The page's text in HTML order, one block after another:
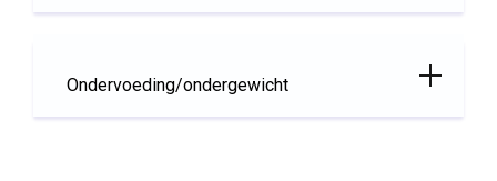
Ondervoeding/ondergewicht